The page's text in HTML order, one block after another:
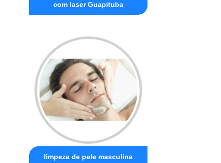
com laser Guapituba
limpeza de pele masculina